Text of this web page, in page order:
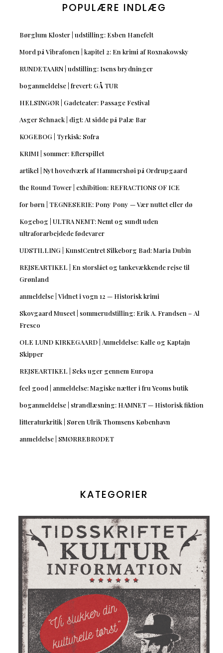
POPULÆRE INDLÆG
Børglum Kloster | udstilling: Esben Hanefelt
Mord på Vibrafonen | kapitel 2: En krimi af Roxnakowsky
RUNDETAARN | udstilling: Isens brydninger
boganmeldelse | frevert: GÅ TUR
HELSINGØR | Gadeteater: Passage Festival
Asger Schnack | digt: At sidde på Palæ Bar
KOGEBOG | Tyrkisk: Sofra
KRIMI | sommer: Efterspillet
artikel | Nyt hovedværk af Hammershøi på Ordrupgaard
the Round Tower | exhibition: REFRACTIONS OF ICE
for børn | TEGNESERIE: Pony Pony — Vær nuttet eller dø
Kogebog | ULTRA NEMT: Nemt og sundt uden
ultraforarbejdede fødevarer
UDSTILLING | KunstCentret Silkeborg Bad: Maria Dubin
REJSEARTIKEL | En storslået og tankevækkende rejse til
Grønland
anmeldelse | Vidnet i vogn 12 — Historisk krimi
Skovgaard Museet | sommerudstilling: Erik A. Frandsen – Al
Fresco
OLE LUND KIRKEGAARD | Anmeldelse: Kalle og Kaptajn
Skipper
REJSEARTIKEL | Seks uger gennem Europa
feel good | anmeldelse: Magiske nætter i fru Yeoms butik
boganmeldelse | strandlæsning: HAMNET — Historisk fiktion
litteraturkritik | Søren Ulrik Thomsens København
anmeldelse | SMØRREBRØDET
KATEGORIER